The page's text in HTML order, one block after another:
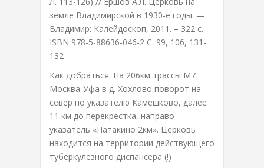
земле Владимирской в 1930-е годы. —
Владимир: Калейдоскоп, 2011. – 322 с.
ISBN 978-5-88636-046-2 С. 99, 106, 131-
132
Как добраться: На 206км трассы М7
Москва-Уфа в д. Хохлово поворот на
север по указателю Камешково, далее
11 км до перекрестка, направо
указатель «Патакино 2км». Церковь
находится на территории действующего
туберкулезного диспансера (!)